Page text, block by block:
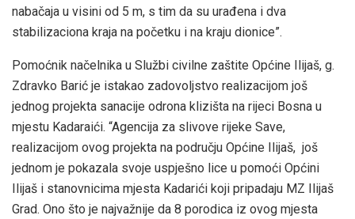
nabačaja u visini od 5 m, s tim da su urađena i dva
stabilizaciona kraja na početku i na kraju dionice”.
Pomoćnik načelnika u Službi civilne zaštite Općine Ilijaš, g.
Zdravko Barić je istakao zadovoljstvo realizacijom još
jednog projekta sanacije odrona klizišta na rijeci Bosna u
mjestu Kadaraići. “Agencija za slivove rijeke Save,
realizacijom ovog projekta na području Općine Ilijaš, još
jednom je pokazala svoje uspješno lice u pomoći Općini
Ilijaš i stanovnicima mjesta Kadarići koji pripadaju MZ Ilijaš
Grad. Ono što je najvažnije da 8 porodica iz ovog mjesta